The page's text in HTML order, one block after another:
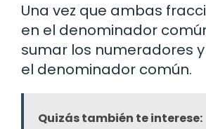
Una vez que ambas
en el denominador
sumar los numeradores
el denominador común.
Quizás también te interese: